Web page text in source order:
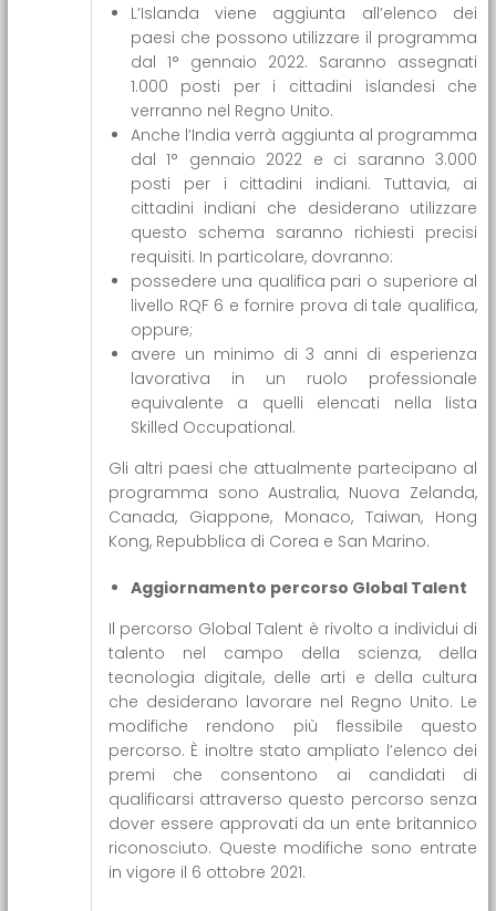
L’Islanda viene aggiunta all’elenco dei
paesi che possono utilizzare il programma
dal 1° gennaio 2022. Saranno assegnati
1.000 posti per i cittadini islandesi che
verranno nel Regno Unito.
Anche l’India verrà aggiunta al programma
dal 1° gennaio 2022 e ci saranno 3.000
posti per i cittadini indiani. Tuttavia, ai
cittadini indiani che desiderano utilizzare
questo schema saranno richiesti precisi
requisiti. In particolare, dovranno:
possedere una qualifica pari o superiore al
livello RQF 6 e fornire prova di tale qualifica,
oppure;
avere un minimo di 3 anni di esperienza
lavorativa in un ruolo professionale
equivalente a quelli elencati nella lista
Skilled Occupational.
Gli altri paesi che attualmente partecipano al
programma sono Australia, Nuova Zelanda,
Canada, Giappone, Monaco, Taiwan, Hong
Kong, Repubblica di Corea e San Marino.
Aggiornamento percorso Global Talent
Il percorso Global Talent è rivolto a individui di
talento nel campo della scienza, della
tecnologia digitale, delle arti e della cultura
che desiderano lavorare nel Regno Unito. Le
modifiche rendono più flessibile questo
percorso. È inoltre stato ampliato l’elenco dei
premi che consentono ai candidati di
qualificarsi attraverso questo percorso senza
dover essere approvati da un ente britannico
riconosciuto. Queste modifiche sono entrate
in vigore il 6 ottobre 2021.